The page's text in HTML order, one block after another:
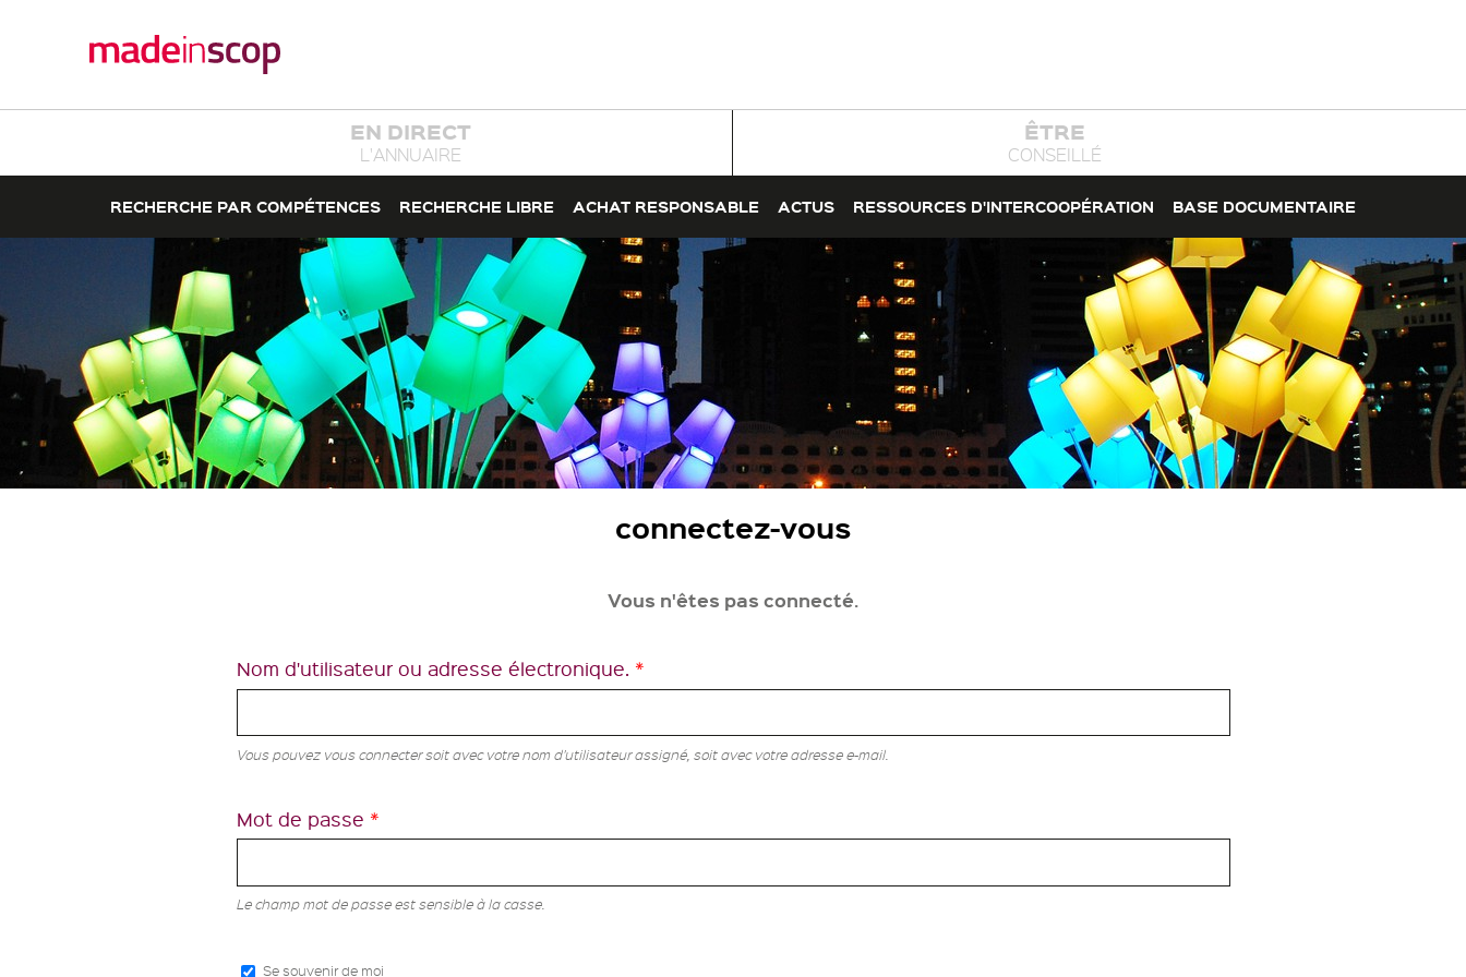
EN DIRECT
L'ANNUAIRE
ÊTRE
CONSEILLÉ
RECHERCHE PAR COMPÉTENCES RECHERCHE LIBRE ACHAT RESPONSABLE ACTUS RESSOURCES D'INTERCOOPÉRATION BASE DOCUMENTAIRE
connectez-vous
Vous n'êtes pas connecté.
Nom d'utilisateur ou adresse électronique. *
Vous pouvez vous connecter soit avec votre nom d'utilisateur assigné, soit avec votre adresse e-mail.
Mot de passe *
Le champ mot de passe est sensible à la casse.
Se souvenir de moi